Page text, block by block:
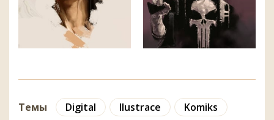
Темы Digital Ilustrace Komiks